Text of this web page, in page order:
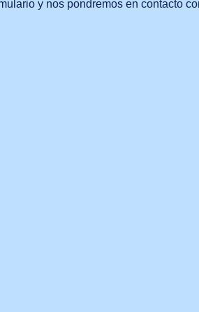
y nos pondremos en contacto